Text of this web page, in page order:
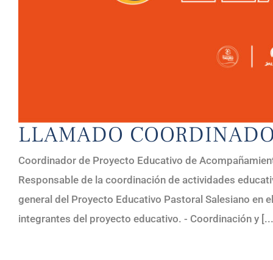
LLAMADO
Coordinador de Proyecto Educativo de
Responsable de la coordinación de actividades
general del Proyecto Educativo Pastoral Salesiano en
integrantes del proyecto educativo. - Coordinación y